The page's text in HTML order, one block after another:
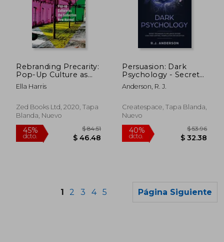
dcto. $ 22.39 dcto.
Rebranding Precarity:
Pop-Up Culture as
the Seductive new
Normal (en Inglés)
Ella Harris
Zed Books Ltd, 2020, Tapa
Blanda, Nuevo
Persuasion: Dark
Psychology - Secret
Techniques To
Influence Anyone
Manipulation And
Deception
Inglés)
Anderson, R. J.
Createspace, Tapa Blanda,
Nuevo
1 2 3 4 5 Página Siguiente